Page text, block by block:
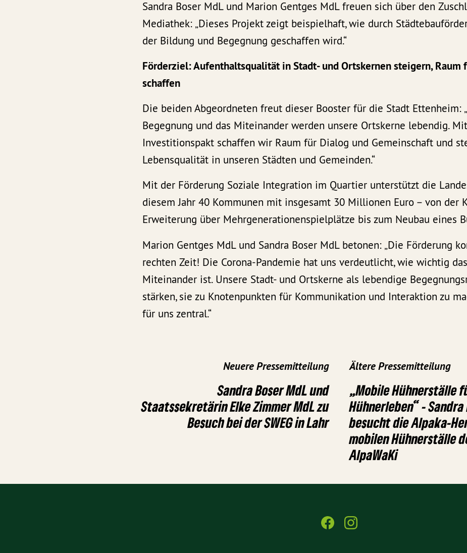
Sandra Boser MdL und Marion Gentges MdL freuen sich über den
Mediathek: „Dieses Projekt zeigt beispielhaft, wie durch
der Bildung und Begegnung geschaffen wird.“
Förderziel: Aufenthaltsqualität in Stadt- und Ortskernen steigern, Raum
schaffen
Die beiden Abgeordneten freut dieser Booster für die Stadt Ettenheim:
Begegnung und das Miteinander werden unsere Ortskerne lebendig.
Investitionspakt schaffen wir Raum für Dialog und Gemeinschaft und
Lebensqualität in unseren Städten und Gemeinden.“
Mit der Förderung Soziale Integration im Quartier unterstützt die
diesem Jahr 40 Kommunen mit insgesamt 30 Millionen Euro – von der
Erweiterung über Mehrgenerationenspielplätze bis zum Neubau eines
Marion Gentges MdL und Sandra Boser MdL betonen: „Die Förderung
rechten Zeit! Die Corona-Pandemie hat uns verdeutlicht, wie wichtig
Miteinander ist. Unsere Stadt- und Ortskerne als lebendige
stärken, sie zu Knotenpunkten für Kommunikation und Interaktion zu
für uns zentral.“
Neuere Pressemitteilung
Sandra Boser MdL und
Staatssekretärin Elke Zimmer MdL zu
Besuch bei der SWEG in Lahr
Ältere Pressemitteilung
„Mobile Hühnerställe
Hühnerleben“ - Sandra
besucht die Alpaka-
mobilen Hühnerställe
AlpaWaKi